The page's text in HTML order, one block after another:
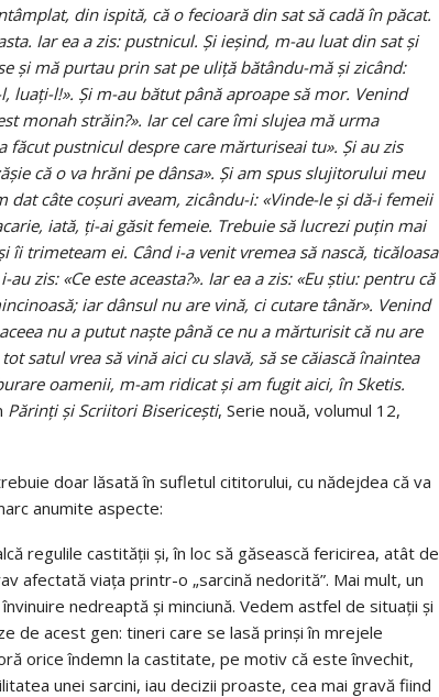
din ispită, că o fecioară din sat să cadă în păcat.
Iar ea a zis: pustnicul. Și ieșind, m-au luat din sat și
și mă purtau prin sat pe uliță bătându-mă și zicând:
luați-l!». Și m-au bătut până aproape să mor. Venind
monah străin?». Iar cel care îmi slujea mă urma
pustnicul despre care mărturiseai tu». Și au zis
că o va hrăni pe dânsa». Și am spus slujitorului meu
câte coșuri aveam, zicându-i: «Vinde-le și dă-i femeii
iată, ți-ai găsit femeie. Trebuie să lucrezi puțin mai
îi trimeteam ei. Când i-a venit vremea să nască, ticăloasa
zis: «Ce este aceasta?». Iar ea a zis: «Eu știu: pentru că
iar dânsul nu are vină, ci cutare tânăr». Venind
nu a putut naște până ce nu a mărturisit că nu are
satul vrea să vină aici cu slavă, să se căiască înaintea
oamenii, m-am ridicat și am fugit aici, în Sketis.
Părinți și Scriitori Bisericești, Serie nouă, volumul 12,
doar lăsată în sufletul cititorului, cu nădejdea că va
anumite aspecte:
regulile castității și, în loc să găsească fericirea, atât de
afectată viața printr-o „sarcină nedorită”. Mai mult, un
nedreaptă și minciună. Vedem astfel de situații și
de acest gen: tineri care se lasă prinși în mrejele
orice îndemn la castitate, pe motiv că este învechit,
unei sarcini, iau decizii proaste, cea mai gravă fiind